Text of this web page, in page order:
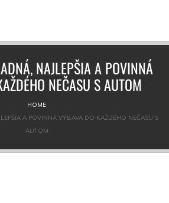
NAJLEPŠIA A POVINNÁ
NEČASU S AUTOM
HOME
A POVINNÁ VÝBAVA DO KAŽDÉHO NEČASU S
AUTOM